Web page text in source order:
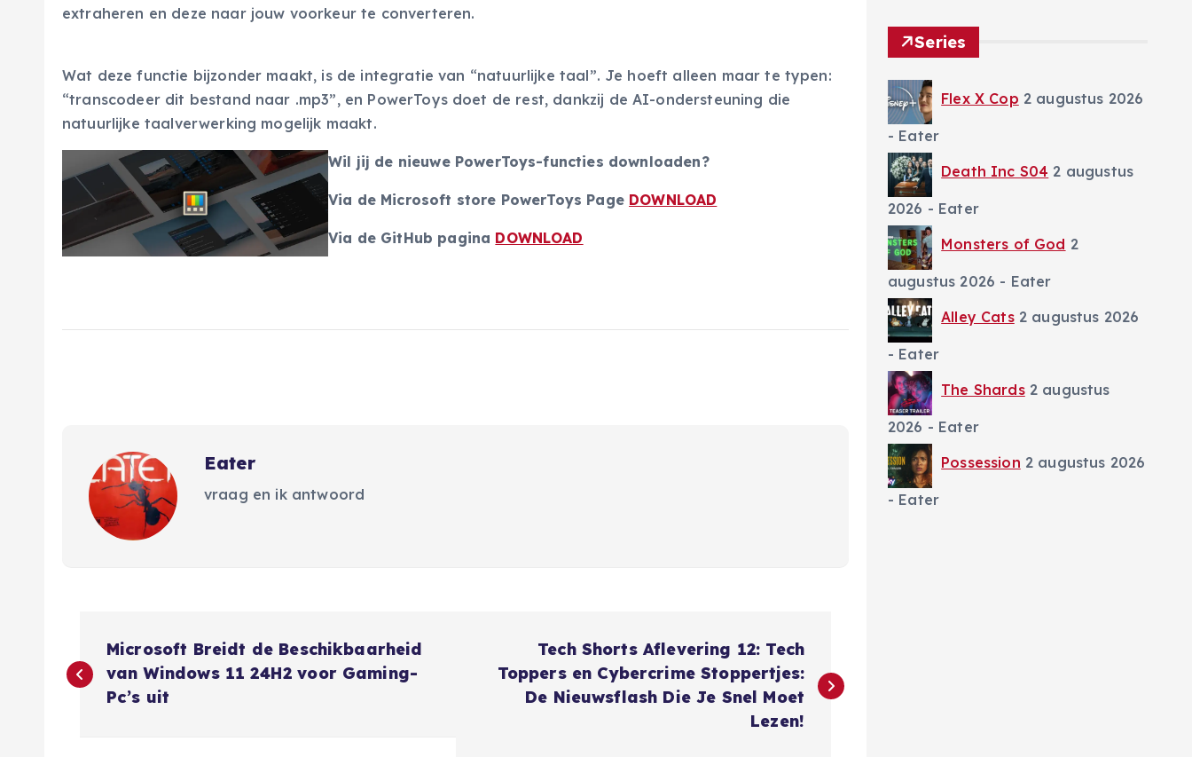
extraheren en deze naar jouw voorkeur te converteren.
Wat deze functie bijzonder maakt, is de integratie van “natuurlijke taal”. Je hoeft alleen maar te typen:
“transcodeer dit bestand naar .mp3”, en PowerToys doet de rest, dankzij de AI-ondersteuning die
natuurlijke taalverwerking mogelijk maakt.
Wil jij de nieuwe PowerToys-functies downloaden?
Via de Microsoft store PowerToys Page DOWNLOAD
Via de GitHub pagina DOWNLOAD
Eater
vraag en ik antwoord
e
Microsoft Breidt de Beschikbaarheid
van Windows 11 24H2 voor Gaming-
Pc’s uit
Tech Shorts Aflevering 12: Tech
Toppers en Cybercrime Stoppertjes:
De Nieuwsflash Die Je Snel Moet
Lezen!
Series
Flex X Cop 2 augustus 2026
- Eater
Death Inc S04 2 augustus
2026 - Eater
Monsters of God 2
augustus 2026 - Eater
Alley Cats 2 augustus 2026
- Eater
The Shards 2 augustus
2026 - Eater
Possession 2 augustus 2026
- Eater